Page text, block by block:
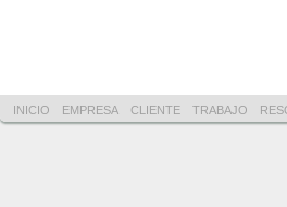
INICIO EMPRESA CLIENTE TRABAJO